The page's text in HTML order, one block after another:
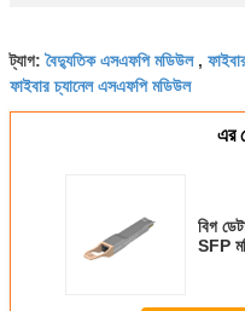
ট্যাগ:বৈদ্যুতিক এসএফপি মডিউল,
ফাইবার চ্যানেল এসএফপি মডিউল
এর
বিগ
SFP